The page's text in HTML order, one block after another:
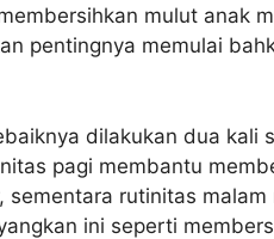
mulut anak
pentingnya memulai
dilakukan dua kali
pagi membantu
rutinitas
ini seperti